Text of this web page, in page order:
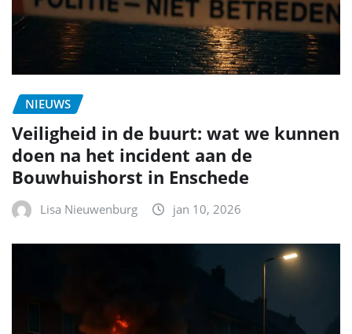
NIEUWS
Veiligheid in de buurt: wat we kunnen
doen na het incident aan de
Bouwhuishorst in Enschede
Lisa Nieuwenburg jan 10, 2026